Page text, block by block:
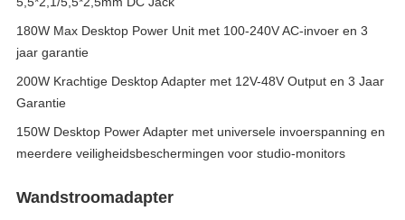
180W Max Desktop Power Unit met 100-240V AC-invoer en 3
jaar garantie
200W Krachtige Desktop Adapter met 12V-48V Output en 3 Jaar
Garantie
150W Desktop Power Adapter met universele invoerspanning en
meerdere veiligheidsbeschermingen voor studio-monitors
Wandstroomadapter